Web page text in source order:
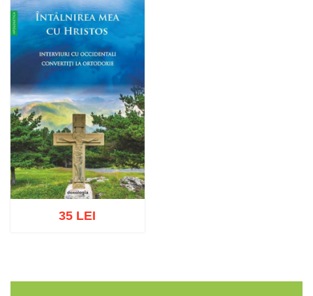
Adaugă în coș Wishlist
35 LEI